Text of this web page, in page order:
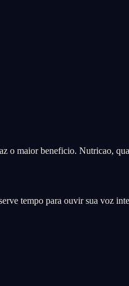
o maior beneficio. Nutricao,
tempo para ouvir sua voz